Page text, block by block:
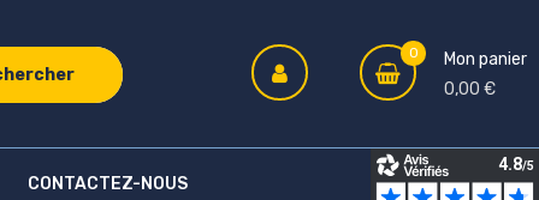
0
Mon panier
0,00 €
CONTACTEZ-NOUS